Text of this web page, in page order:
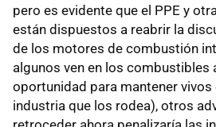
pero es evidente que el PPE y
están dispuestos a reabrir la
de los motores de combustión
algunos ven en los combustibles
oportunidad para mantener
industria que los rodea), otros